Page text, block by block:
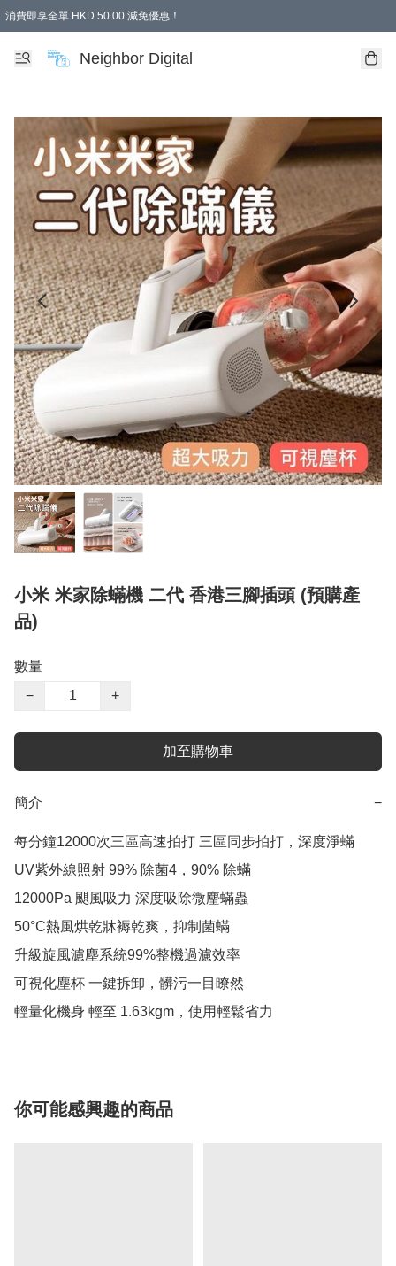
消費即享全單 HKD 50.00 減免優惠！
Neighbor Digital
小米 米家除蟎機 二代 香港三腳插頭 (預購產
品)
數量
−
+
加至購物車
簡介 −
每分鐘12000次三區高速拍打 三區同步拍打，深度淨蟎
UV紫外線照射 99% 除菌4，90% 除蟎
12000Pa 颶風吸力 深度吸除微麈蟎蟲
50°C熱風烘乾牀褥乾爽，抑制菌蟎
升級旋風濾塵系統99%整機過濾效率
可視化塵杯 一鍵拆卸，髒污一目瞭然
輕量化機身 輕至 1.63kgm，使用輕鬆省力
你可能感興趣的商品